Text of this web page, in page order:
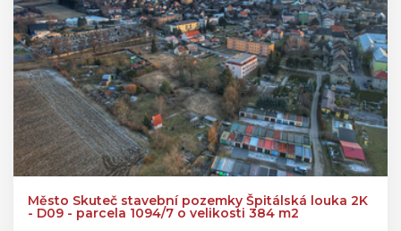
Město Skuteč stavební pozemky Špitálská louka 2K
- D09 - parcela 1094/7 o velikosti 384 m2